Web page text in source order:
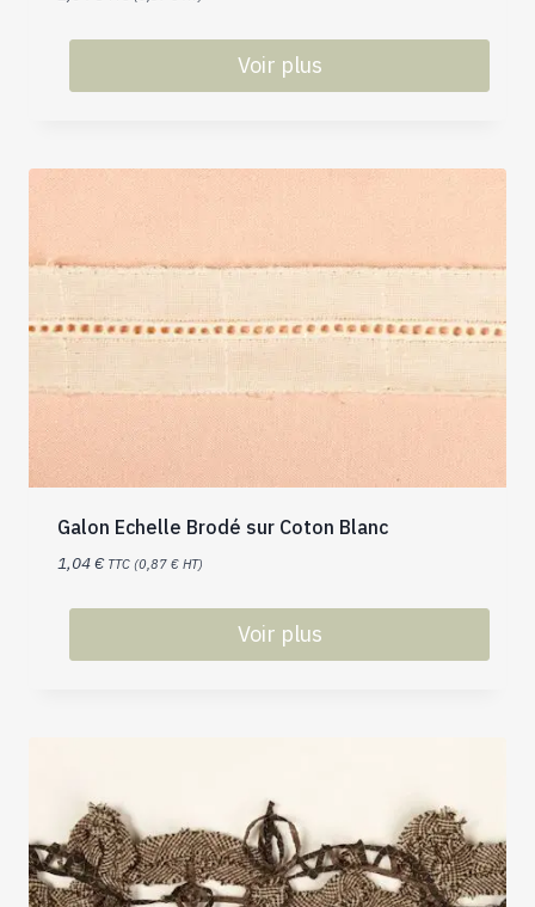
Voir plus
Galon Echelle Brodé sur Coton Blanc
1,04€ TTC (0,87 € HT)
Voir plus